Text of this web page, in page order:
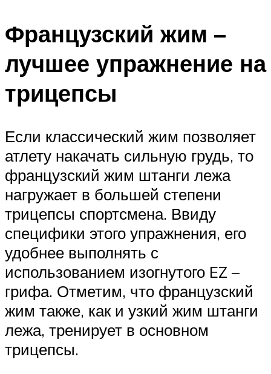
Французский жим –
лучшее упражнение на
трицепсы
Если классический жим позволяет
атлету накачать сильную грудь, то
французский жим штанги лежа
нагружает в большей степени
трицепсы спортсмена. Ввиду
специфики этого упражнения, его
удобнее выполнять с
использованием изогнутого EZ –
грифа. Отметим, что французский
жим также, как и узкий жим штанги
лежа, тренирует в основном
трицепсы.